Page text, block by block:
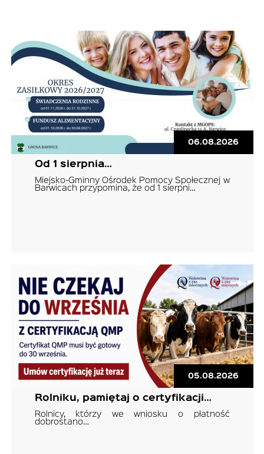
06.08.2026
Od 1 sierpnia…
Miejsko-Gminny Ośrodek Pomocy Społecznej w
Barwicach przypomina, że od 1 sierpni…
05.08.2026
Rolniku, pamiętaj o certyfikacji…
Rolnicy, którzy we wniosku o płatność
dobrostano…